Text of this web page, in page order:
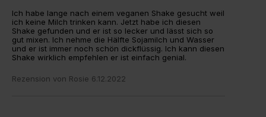
Ich habe lange nach einem veganen Shake gesucht weil
ich keine Milch trinken kann. Jetzt habe ich diesen
Shake gefunden und er ist so lecker und lässt sich so
gut mixen. Ich nehme die Hälfte Sojamilch und Wasser
und er ist immer noch schön dickflüssig. Ich kann diesen
Shake wirklich empfehlen er ist einfach genial.
Rezension von Rosie 6.12.2022